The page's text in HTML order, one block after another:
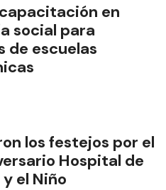
en
social para
de escuelas
los festejos por el
Hospital de
el Niño